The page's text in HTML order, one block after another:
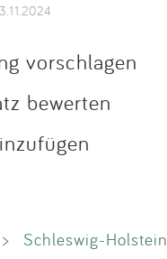
vorschlagen
bewerten
> Schleswig-Holstein